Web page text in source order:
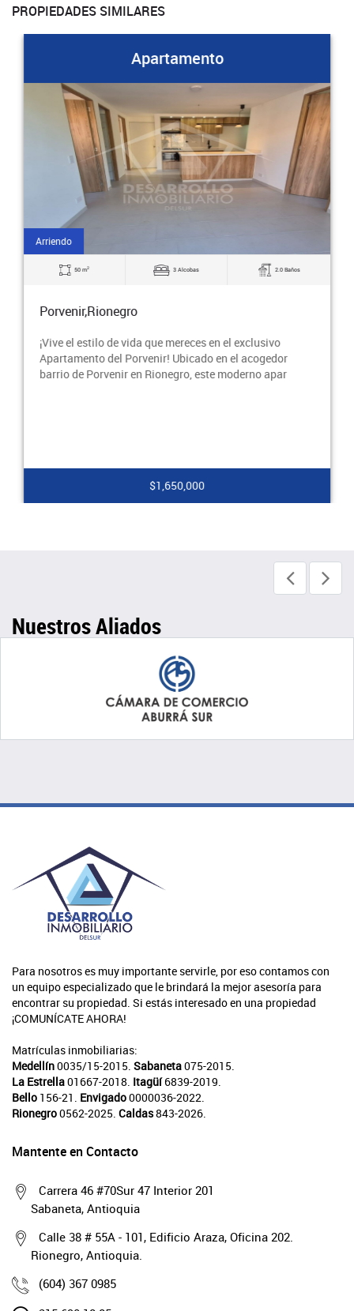
PROPIEDADES SIMILARES
Apartamento
Arriendo
50 m2 3 Alcobas 2.0 Baños
Porvenir,Rionegro
¡Vive el estilo de vida que mereces en el exclusivo
Apartamento del Porvenir! Ubicado en el acogedor
barrio de Porvenir en Rionegro, este moderno apar
$1,650,000
Nuestros Aliados
Para nosotros es muy importante servirle, por eso contamos con
un equipo especializado que le brindará la mejor asesoría para
encontrar su propiedad. Si estás interesado en una propiedad
¡COMUNÍCATE AHORA!
Matrículas inmobiliarias:
Medellín0035/15-2015. Sabaneta075-2015.
La Estrella01667-2018. Itagüí6839-2019.
Bello 156-21. Envigado0000036-2022.
Rionegro0562-2025. Caldas843-2026.
Mantente en Contacto
Carrera 46 #70Sur 47 Interior 201
Sabaneta, Antioquia
Calle 38 # 55A - 101, Edificio Araza, Oficina 202.
Rionegro, Antioquia.
(604) 367 0985